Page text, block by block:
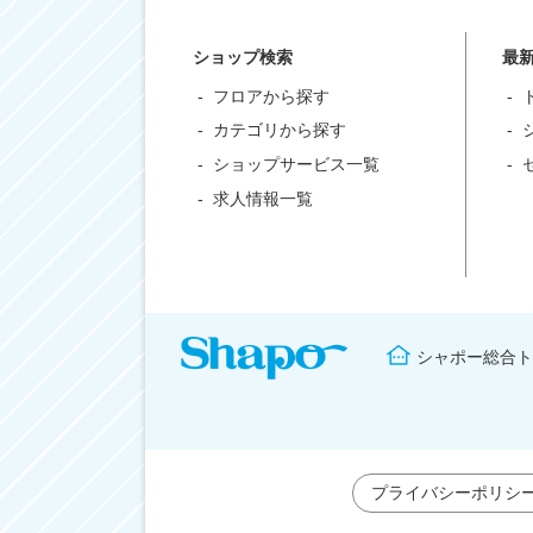
ショップ検索
フロアから探す
カテゴリから探す
ショップサービス一覧
求人情報一覧
最
シャポー総合
プライバシーポリシ